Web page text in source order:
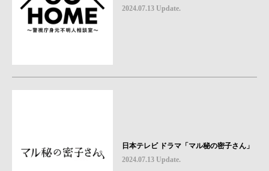
2024.07.13 Update.
日本テレビ ドラマ「マル秘の密子さん」
2024.07.13 Update.